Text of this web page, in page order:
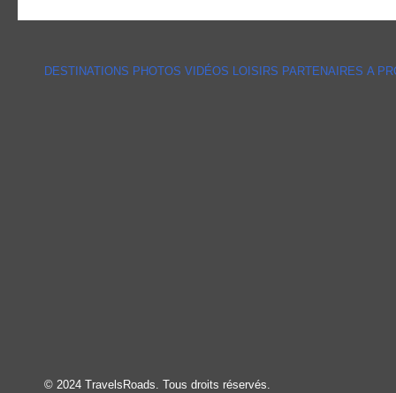
DESTINATIONS PHOTOS VIDÉOS LOISIRS PARTENAIRES A
© 2024 TravelsRoads. Tous droits réservés.